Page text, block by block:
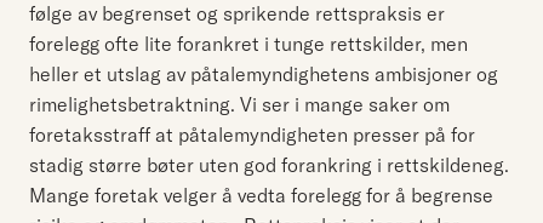
følge av begrenset og sprikende rettspraksis er
forelegg ofte lite forankret i tunge rettskilder, men
heller et utslag av påtalemyndighetens ambisjoner og
rimelighetsbetraktning. Vi ser i mange saker om
foretaksstraff at påtalemyndigheten presser på for
stadig større bøter uten god forankring i rettskildeneg.
Mange foretak velger å vedta forelegg for å begrense